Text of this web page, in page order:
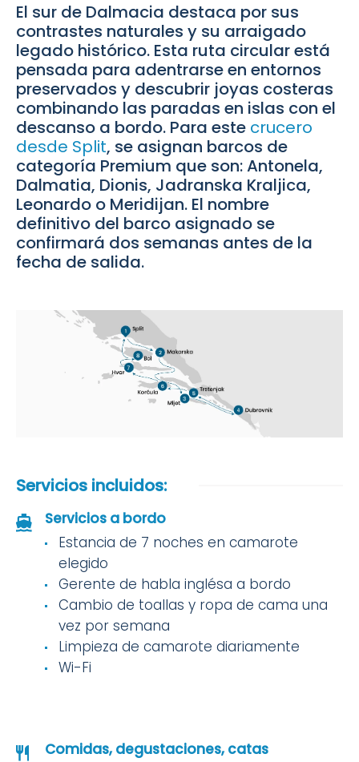
El sur de Dalmacia destaca por sus
contrastes naturales y su arraigado
legado histórico. Esta ruta circular está
pensada para adentrarse en entornos
preservados y descubrir joyas costeras
combinando las paradas en islas con el
descanso a bordo. Para este crucero
desde Split, se asignan barcos de
categoría Premium que son: Antonela,
Dalmatia, Dionis, Jadranska Kraljica,
Leonardo o Meridijan. El nombre
definitivo del barco asignado se
confirmará dos semanas antes de la
fecha de salida.
Servicios incluidos:
Servicios a bordo
Estancia de 7 noches en camarote
elegido
Gerente de habla inglésa a bordo
Cambio de toallas y ropa de cama una
vez por semana
Limpieza de camarote diariamente
Wi-Fi
Comidas, degustaciones, catas